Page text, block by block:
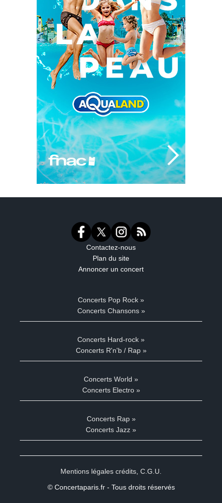
Contactez-nous
Plan du site
Annoncer un concert
Concerts Pop Rock »
Concerts Chansons »
Concerts Hard-rock »
Concerts R'n'b / Rap »
Concerts World »
Concerts Electro »
Concerts Rap »
Concerts Jazz »
Mentions légales crédits C.G.U.
© Concertaparis.fr - Tous droits réservés